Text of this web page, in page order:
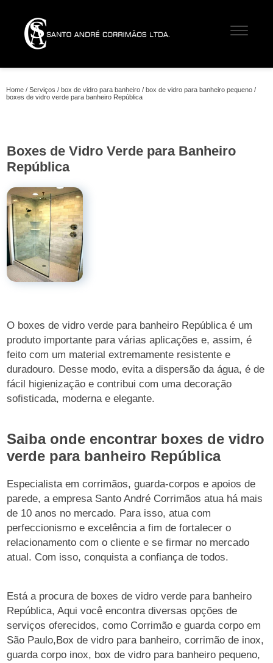
Home Serviços box de vidro para banheiro
box de vidro para banheiro pequeno
boxes de vidro verde para banheiro República
Boxes de Vidro Verde para Banheiro
República
O boxes de vidro verde para banheiro República é um
produto importante para várias aplicações e, assim, é
feito com um material extremamente resistente e
duradouro. Desse modo, evita a dispersão da água, é de
fácil higienização e contribui com uma decoração
sofisticada, moderna e elegante.
Saiba onde encontrar boxes de vidro
verde para banheiro República
Especialista em corrimãos, guarda-corpos e apoios de
parede, a empresa Santo André Corrimãos atua há mais
de 10 anos no mercado. Para isso, atua com
perfeccionismo e excelência a fim de fortalecer o
relacionamento com o cliente e se firmar no mercado
atual. Com isso, conquista a confiança de todos.
Está a procura de boxes de vidro verde para banheiro
República, Aqui você encontra diversas opções de
serviços oferecidos, como Corrimão e guarda corpo em
São Paulo,Box de vidro para banheiro, corrimão de inox,
guarda corpo inox, box de vidro para banheiro pequeno,